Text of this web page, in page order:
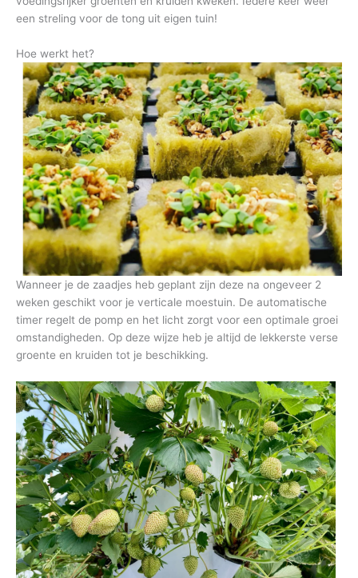
een streling voor de tong uit eigen tuin!
Hoe werkt het?
Wanneer je de zaadjes heb geplant zijn deze na ongeveer 2
weken geschikt voor je verticale moestuin. De automatische
timer regelt de pomp en het licht zorgt voor een optimale groei
omstandigheden. Op deze wijze heb je altijd de lekkerste verse
groente en kruiden tot je beschikking.